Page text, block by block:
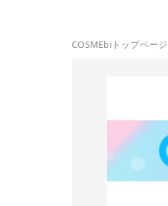
COSMEbiトップページ